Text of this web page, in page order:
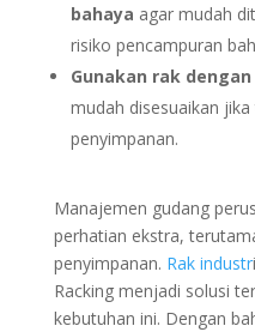
bahaya agar mudah
risiko pencampuran
Gunakan rak
mudah disesuaikan
penyimpanan.
Manajemen gudang
perhatian ekstra,
penyimpanan. Rak industr
Racking menjadi solusi
kebutuhan ini. Dengan